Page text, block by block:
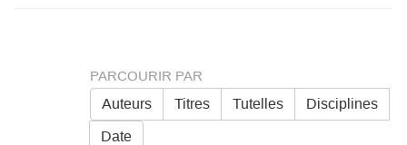
PARCOURIR PAR
Auteurs
Titres Tutelles Disciplines
Date